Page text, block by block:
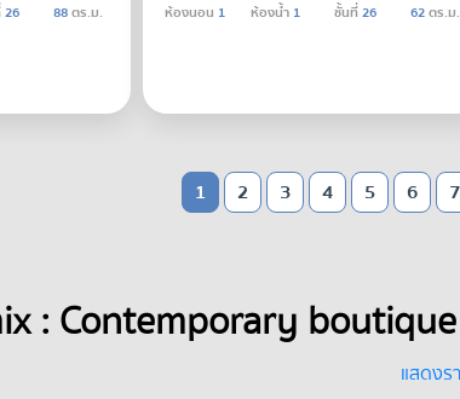
26 88ตร.ม. ห้องนอน 1 ห้องน้ำ 1 ชั้นที่26 62ตร.ม.
1 2 3 4 5 6 7
: Contemporary
แสดงร